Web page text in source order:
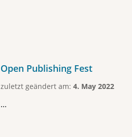
Open Publishing Fest
zuletzt geändert am: 4. May 2022
...